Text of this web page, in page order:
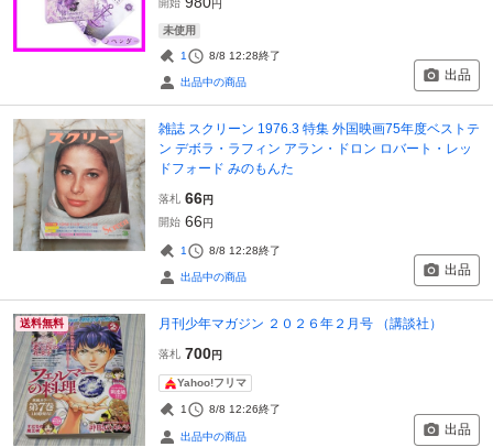
円
未使用
1 8/8 12:28終了
出品中の商品 出品
雑誌 スクリーン 1976.3 特集 外国映画75年度ベストテ
ン デボラ・ラフィン アラン・ドロン ロバート・レッ
ドフォード みのもんた
落札 66円
開始 66円
1 8/8 12:28終了
出品中の商品 出品
送料無料 月刊少年マガジン ２０２６年２月号 （講談社）
落札 700円
Yahoo!フリマ
1 8/8 12:26終了
出品中の商品 出品